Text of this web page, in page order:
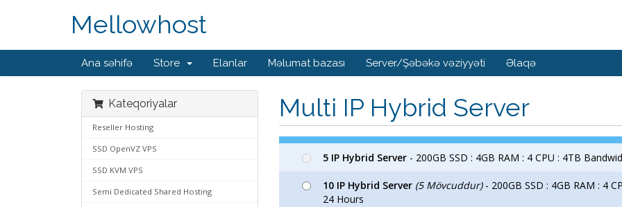
Mellowhost
Ana səhifə Store Elanlar Məlumat bazası Server/Şəbəkə vəziyyəti Əlaqə
Multi IP Hybrid Server
Kateqoriyalar
Reseller Hosting
SSD OpenVZ VPS
SSD KVM VPS
Semi Dedicated Shared Hosting
5 IP Hybrid Server - 200GB SSD : 4GB RAM : 4 CPU : 4TB
10 IP Hybrid Server (5 Mövcuddur)- 200GB SSD : 4GB RAM : 4
24 Hours